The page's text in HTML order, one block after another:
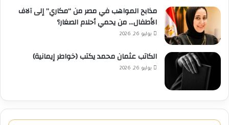
مذابح المواهب في مصر من “مكاري” إلى آلاف
الأطفال… من يحمي أحلام الصغار؟
يوليو 26, 2026
الكاتب عثمان محمد يكتب (خواطر إيمانية)
يوليو 26, 2026